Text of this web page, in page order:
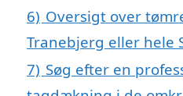
6) Oversigt over
Tranebjerg eller hele
7) Søg efter en